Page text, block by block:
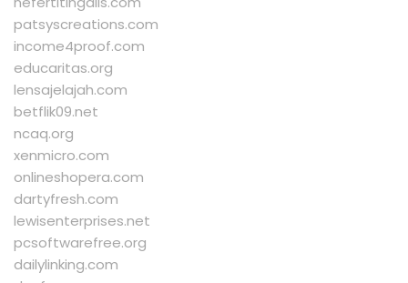
patsyscreations.com
income4proof.com
educaritas.org
lensajelajah.com
betflik09.net
ncaq.org
xenmicro.com
onlineshopera.com
dartyfresh.com
lewisenterprises.net
pcsoftwarefree.org
dailylinking.com